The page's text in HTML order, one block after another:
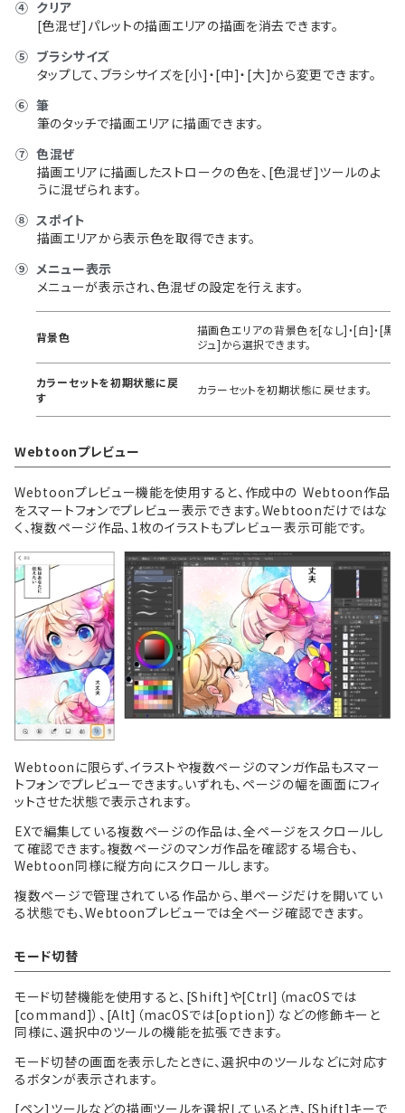
④ クリア
[色混ぜ]パレットの描画エリアの描画を消去できます。
⑤ ブラシサイズ
タップして、ブラシサイズを[小]・[中]・[大]から変更できます。
⑥ 筆
筆のタッチで描画エリアに描画できます。
⑦ 色混ぜ
描画エリアに描画したストロークの色を、[色混ぜ]ツールのよ
うに混ぜられます。
⑧ スポイト
描画エリアから表示色を取得できます。
⑨ メニュー表示
メニューが表示され、色混ぜの設定を行えます。
背景色
描画色エリアの背景色を[なし]・[白]・[黒]
ジュ]から選択できます。
カラーセットを初期状態に戻
す
カラーセットを初期状態に戻せます。
Webtoonプレビュー
Webtoonプレビュー機能を使用すると、作成中の Webtoon作品
をスマートフォンでプレビュー表示できます。Webtoonだけではな
く、複数ページ作品、1枚のイラストもプレビュー表示可能です。
Webtoonに限らず、イラストや複数ページのマンガ作品もスマー
トフォンでプレビューできます。いずれも、ページの幅を画面にフィ
ットさせた状態で表示されます。
EXで編集している複数ページの作品は、全ページをスクロールし
て確認できます。複数ページのマンガ作品を確認する場合も、
Webtoon同様に縦方向にスクロールします。
複数ページで管理されている作品から、単ページだけを開いてい
る状態でも、Webtoonプレビューでは全ページ確認できます。
モード切替
モード切替機能を使用すると、[Shift]や[Ctrl]（macOSでは
[command]）、[Alt]（macOSでは[option]）などの修飾キーと
同様に、選択中のツールの機能を拡張できます。
モード切替の画面を表示したときに、選択中のツールなどに対応す
るボタンが表示されます。
[ペン]ツールなどの描画ツールを選択しているとき、[Shift]キーで